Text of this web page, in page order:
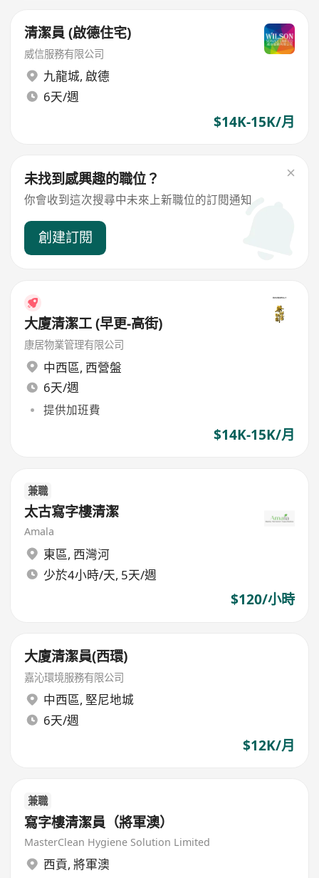
清潔員 (啟德住宅)
威信服務有限公司
九龍城, 啟德
6天/週
$14K-15K/月
未找到感興趣的職位？
你會收到這次搜尋中未來上新職位的訂閱通知
創建訂閱
大廈清潔工 (早更-高街)
康居物業管理有限公司
中西區, 西營盤
6天/週
提供加班費
$14K-15K/月
兼職
太古寫字樓清潔
Amala
東區, 西灣河
少於4小時/天, 5天/週
$120/小時
大廈清潔員(西環)
嘉沁環境服務有限公司
中西區, 堅尼地城
6天/週
$12K/月
兼職
寫字樓清潔員（將軍澳）
MasterClean Hygiene Solution Limited
西貢, 將軍澳